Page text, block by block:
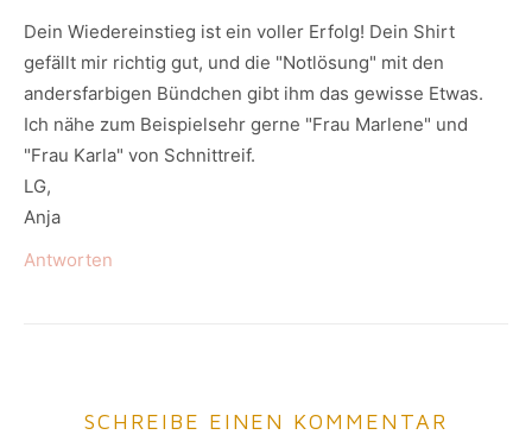
Dein Wiedereinstieg ist ein voller Erfolg! Dein Shirt
gefällt mir richtig gut, und die "Notlösung" mit den
andersfarbigen Bündchen gibt ihm das gewisse Etwas.
Ich nähe zum Beispielsehr gerne "Frau Marlene" und
"Frau Karla" von Schnittreif.
LG,
Anja
Antworten
SCHREIBE EINEN KOMMENTAR